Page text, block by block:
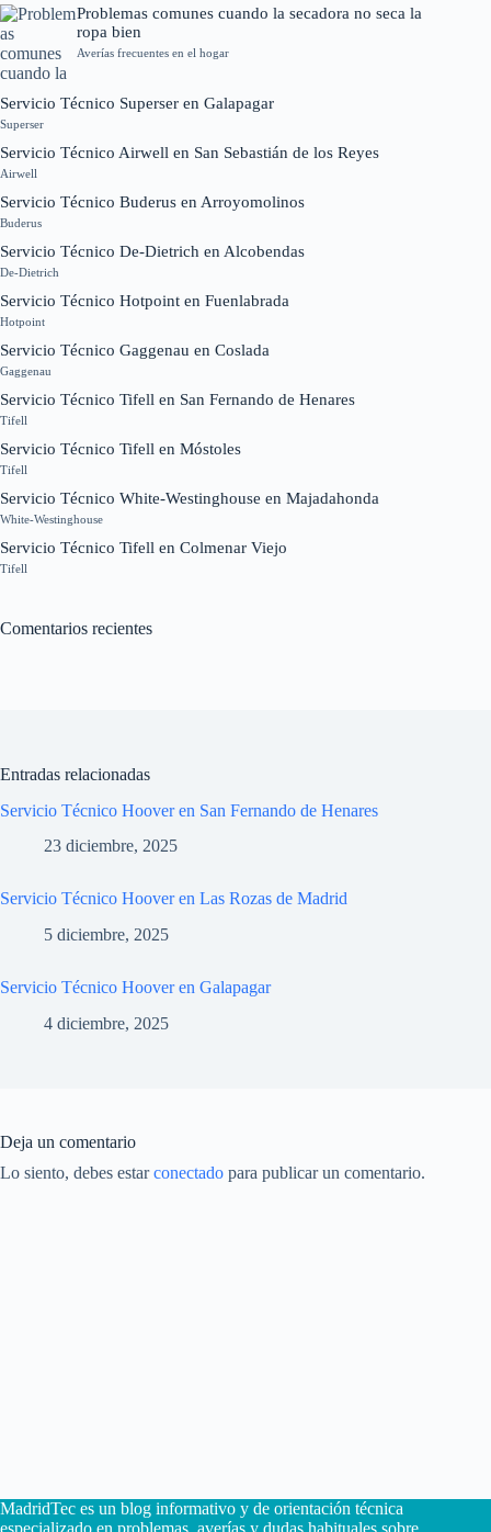
Problemas comunes cuando la secadora no seca la
ropa bien
Averías frecuentes en el hogar
Servicio Técnico Superser en Galapagar
Superser
Servicio Técnico Airwell en San Sebastián de los Reyes
Airwell
Servicio Técnico Buderus en Arroyomolinos
Buderus
Servicio Técnico De-Dietrich en Alcobendas
De-Dietrich
Servicio Técnico Hotpoint en Fuenlabrada
Hotpoint
Servicio Técnico Gaggenau en Coslada
Gaggenau
Servicio Técnico Tifell en San Fernando de Henares
Tifell
Servicio Técnico Tifell en Móstoles
Tifell
Servicio Técnico White-Westinghouse en Majadahonda
White-Westinghouse
Servicio Técnico Tifell en Colmenar Viejo
Tifell
Comentarios recientes
Entradas relacionadas
Servicio Técnico Hoover en San Fernando de Henares
23 diciembre, 2025
Servicio Técnico Hoover en Las Rozas de Madrid
5 diciembre, 2025
Servicio Técnico Hoover en Galapagar
4 diciembre, 2025
Deja un comentario
Lo siento, debes estarconectado para publicar un comentario.
MadridTec es un blog informativo y de orientación técnica
especializado en problemas, averías y dudas habituales sobre